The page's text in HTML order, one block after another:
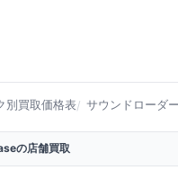
別買取価格表 サウンドローダ
の店舗買取